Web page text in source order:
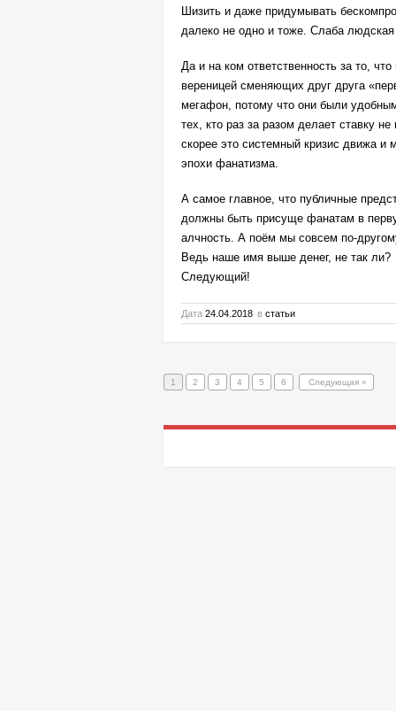
Шизить и даже придумывать
далеко не одно и тоже. Слаба людская
Да и на ком ответственность за то,
вереницей сменяющих друг друга
мегафон, потому что они были
тех, кто раз за разом делает ставку
скорее это системный кризис движа
эпохи фанатизма.
А самое главное, что публичные
должны быть присуще фанатам в
алчность. А поём мы совсем по-
Ведь наше имя выше денег, не так ли?
Следующий!
Дата 24.04.2018 в статьи
1 2 3 4 5 6 Следующая »